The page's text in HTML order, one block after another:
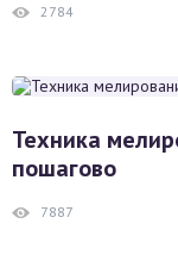
2784
Техника
пошагово
7887